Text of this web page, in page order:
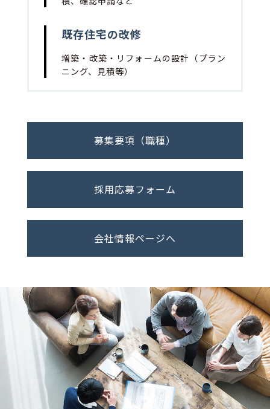
既存住宅の改修
増築・改築・リフォームの設計（プラン
ニング、見積等）
募集要項（職種）
採用応募フォーム
会社情報ページへ